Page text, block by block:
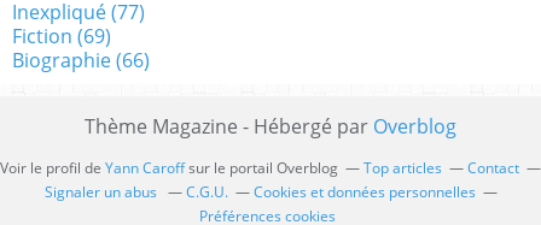
Inexpliqué(77)
Fiction (69)
Biographie(66)
Thème Magazine - Hébergé par Overblog
Voir le profil de Yann Caroffsur le portail Overblog Top articles
Contact
Signaler un abus
C.G.U.
Cookies et données personnelles
Préférences cookies